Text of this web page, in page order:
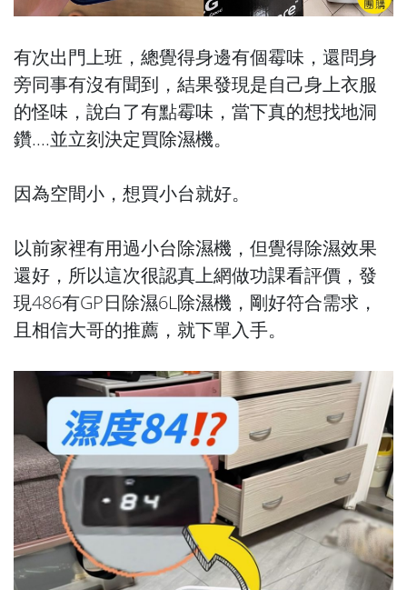
有次出門上班，總覺得身邊有個霉味，還問身
旁同事有沒有聞到，結果發現是自己身上衣服
的怪味，說白了有點霉味，當下真的想找地洞
鑽....並立刻決定買除濕機。
因為空間小，想買小台就好。
以前家裡有用過小台除濕機，但覺得除濕效果
還好，所以這次很認真上網做功課看評價，發
現486有GP日除濕6L除濕機，剛好符合需求，
且相信大哥的推薦，就下單入手。